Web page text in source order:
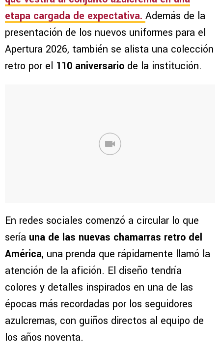
etapa cargada de expectativa. Además de la
presentación de los nuevos uniformes para el
Apertura 2026, también se alista una colección
retro por el 110 aniversario de la institución.
En redes sociales comenzó a circular lo que
sería una de las nuevas chamarras retro del
América, una prenda que rápidamente llamó la
atención de la afición. El diseño tendría
colores y detalles inspirados en una de las
épocas más recordadas por los seguidores
azulcremas, con guiños directos al equipo de
los años noventa.